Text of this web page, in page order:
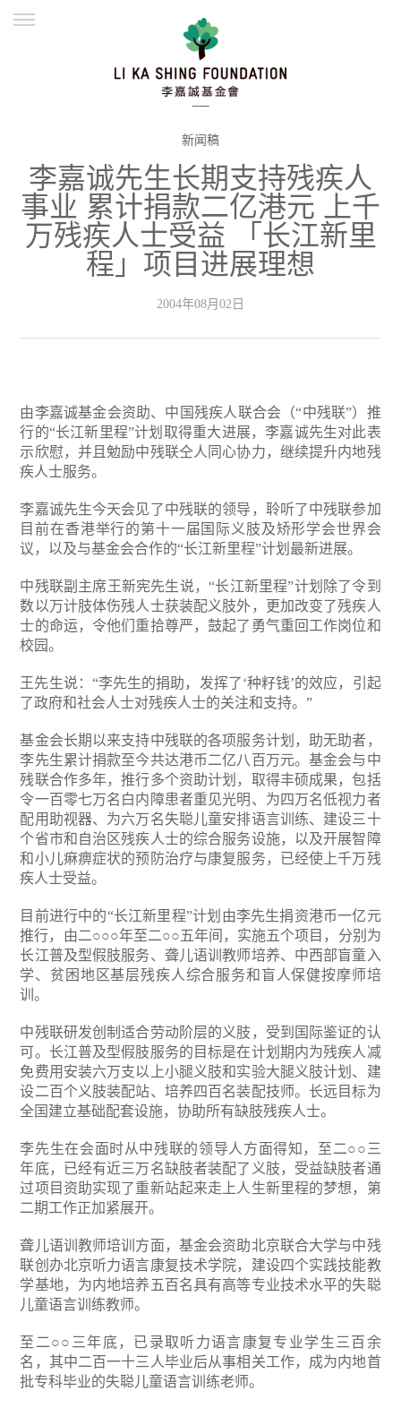
並肩同行
繁體
新闻稿
李嘉诚先生长期支持残疾人
事业 累计捐款二亿港元 上千
万残疾人士受益 「长江新里
程」项目进展理想
2004年08月02日
由李嘉诚基金会资助、中国残疾人联合会（“中残联”）推
行的“长江新里程”计划取得重大进展，李嘉诚先生对此表
示欣慰，并且勉励中残联仝人同心协力，继续提升内地残
疾人士服务。
李嘉诚先生今天会见了中残联的领导，聆听了中残联参加
目前在香港举行的第十一届国际义肢及矫形学会世界会
议，以及与基金会合作的“长江新里程”计划最新进展。
中残联副主席王新宪先生说，“长江新里程”计划除了令到
数以万计肢体伤残人士获装配义肢外，更加改变了残疾人
士的命运，令他们重拾尊严，鼓起了勇气重回工作岗位和
校园。
王先生说：“李先生的捐助，发挥了‘种籽钱’的效应，引起
了政府和社会人士对残疾人士的关注和支持。”
基金会长期以来支持中残联的各项服务计划，助无助者，
李先生累计捐款至今共达港币二亿八百万元。基金会与中
残联合作多年，推行多个资助计划，取得丰硕成果，包括
令一百零七万名白内障患者重见光明、为四万名低视力者
配用助视器、为六万名失聪儿童安排语言训练、建设三十
个省市和自治区残疾人士的综合服务设施，以及开展智障
和小儿痳痹症状的预防治疗与康复服务，已经使上千万残
疾人士受益。
目前进行中的“长江新里程”计划由李先生捐资港币一亿元
推行，由二○○○年至二○○五年间，实施五个项目，分别为
长江普及型假肢服务、聋儿语训教师培养、中西部盲童入
学、贫困地区基层残疾人综合服务和盲人保健按摩师培
训。
中残联研发创制适合劳动阶层的义肢，受到国际鉴证的认
可。长江普及型假肢服务的目标是在计划期内为残疾人减
免费用安装六万支以上小腿义肢和实验大腿义肢计划、建
设二百个义肢装配站、培养四百名装配技师。长远目标为
全国建立基础配套设施，协助所有缺肢残疾人士。
李先生在会面时从中残联的领导人方面得知，至二○○三
年底，已经有近三万名缺肢者装配了义肢，受益缺肢者通
过项目资助实现了重新站起来走上人生新里程的梦想，第
二期工作正加紧展开。
聋儿语训教师培训方面，基金会资助北京联合大学与中残
联创办北京听力语言康复技术学院，建设四个实践技能教
学基地，为内地培养五百名具有高等专业技术水平的失聪
儿童语言训练教师。
至二○○三年底，已录取听力语言康复专业学生三百余
名，其中二百一十三人毕业后从事相关工作，成为内地首
批专科毕业的失聪儿童语言训练老师。